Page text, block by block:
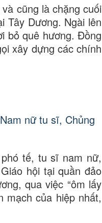
cũng là chặng cuối
Tây Dương. Ngài lên
bỏ quê hương. Đồng
xây dựng các chính
tế, tu sĩ nam nữ,
hội tại quần đảo
qua việc “ôm lấy
mạch của hiệp nhất,